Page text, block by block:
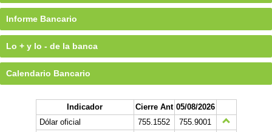
Informe Bancario
Lo + y lo - de la banca
Calendario Bancario
Indicador Cierre Ant 05/08/2026
Dólar oficial
755.1552
755.9001